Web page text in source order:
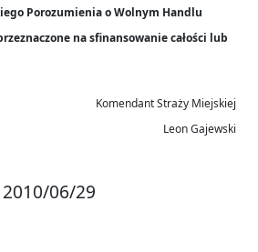
Porozumienia o Wolnym Handlu
na sfinansowanie całości lub
Komendant Straży Miejskiej
Leon Gajewski
06/29